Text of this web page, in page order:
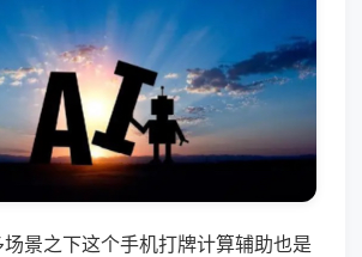
景之下这个手机打牌计算辅助也是